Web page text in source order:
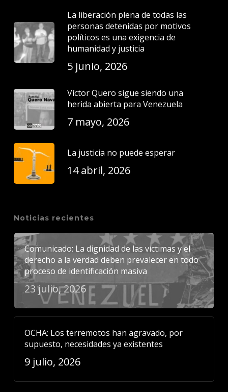
La liberación plena de todas las
personas detenidas por motivos
políticos es una exigencia de
humanidad y justicia
5 junio, 2026
Víctor Quero sigue siendo una
herida abierta para Venezuela
7 mayo, 2026
La justicia no puede esperar
14 abril, 2026
Noticias recientes
Comunicado: La dignidad de las víctimas y el
derecho a la verdad deben prevalecer en todo
proceso de identificación masiva
23 julio, 2026
OCHA: Los terremotos han agravado, por
supuesto, necesidades ya existentes
9 julio, 2026